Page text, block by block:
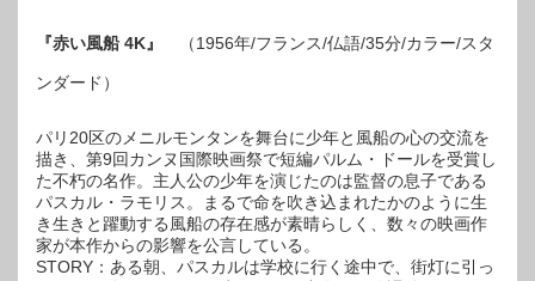
『赤い風船 4K』 （1956年/フランス/仏語/35分/カラー/スタ
ンダード）
パリ20区のメニルモンタンを舞台に少年と風船の心の交流を
描き、第9回カンヌ国際映画祭で短編パルム・ドールを受賞し
た不朽の名作。主人公の少年を演じたのは監督の息子である
パスカル・ラモリス。まるで命を吹き込まれたかのように生
き生きと躍動する風船の存在感が素晴らしく、数々の映画作
家が本作からの影響を公言している。
STORY：ある朝、パスカルは学校に行く途中で、街灯に引っ